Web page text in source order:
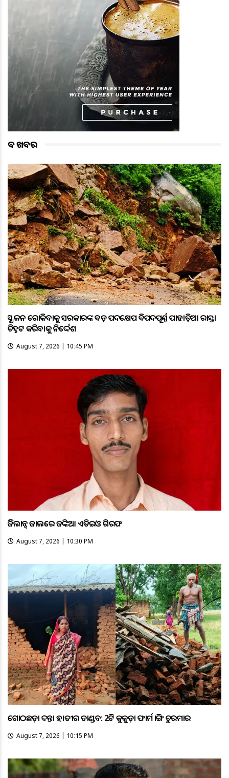
ବଡ ଖବର
ଭୂସ୍ଖଳନ ରୋକିବାକୁ ସରକାରଙ୍କ ବଡ଼ ପଦକ୍ଷେପ ବିପଦପୂର୍ଣ୍ଣ ପାହାଡ଼ିଆ ରାସ୍ତା
ଚିହ୍ନଟ କରିବାକୁ ନିର୍ଦ୍ଦେଶ
August 7, 2026 | 10:45 PM
ଭିଜିଲାନ୍ସ ଜାଲରେ ଜଙ୍କିଆ ଏଡିଇଓ ଗିରଫ
August 7, 2026 | 10:30 PM
ଗୋଠଛଡ଼ା ଦନ୍ତା ହାତୀର ତାଣ୍ଡବ: 2ଟି କୁକୁଡ଼ା ଫାର୍ମ ଭାଙ୍ଗି ଚୁରମାର
August 7, 2026 | 10:15 PM